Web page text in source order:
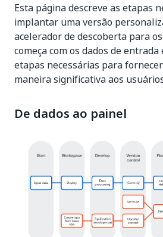
Esta página descreve as etapas
implantar uma versão
acelerador de descoberta para
começa com os dados de
etapas necessárias para
maneira significativa aos
De dados ao painel